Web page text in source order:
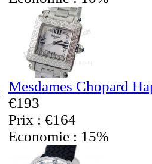
Mesdames Chopard
€193
Prix : €164
Economie : 15%